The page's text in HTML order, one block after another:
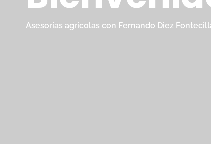
Asesorías agrícolas con Fernando Diez